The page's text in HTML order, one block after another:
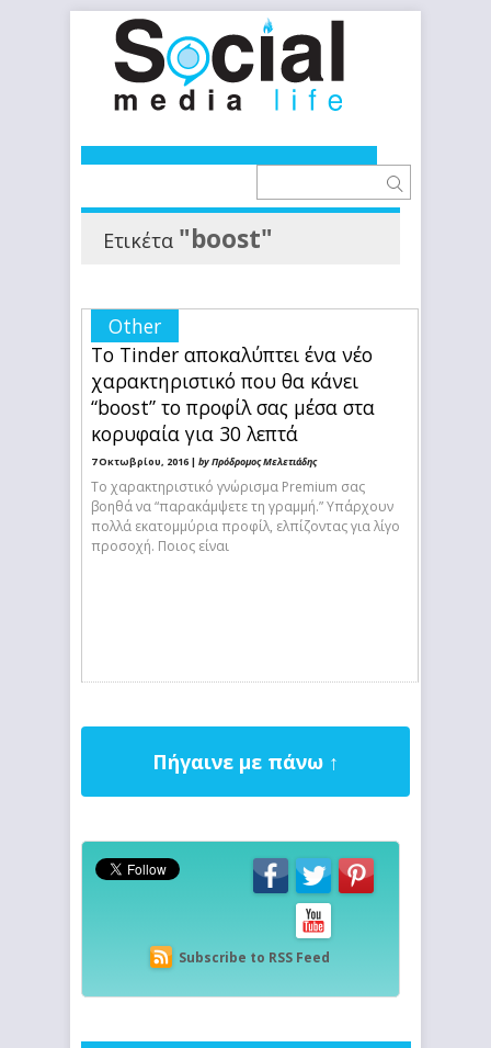
Ετικέτα "boost"
Other
To Tinder αποκαλύπτει ένα νέο
χαρακτηριστικό που θα κάνει
“boost” το προφίλ σας μέσα στα
κορυφαία για 30 λεπτά
7 Οκτωβρίου, 2016 | by Πρόδρομος Μελετιάδης
Το χαρακτηριστικό γνώρισμα Premium σας
βοηθά να “παρακάμψετε τη γραμμή.” Υπάρχουν
πολλά εκατομμύρια προφίλ, ελπίζοντας για λίγο
προσοχή. Ποιος είναι
Πήγαινε με πάνω ↑
Subscribe to RSS Feed